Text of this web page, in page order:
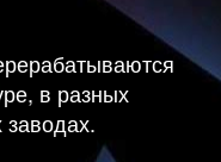
в разных